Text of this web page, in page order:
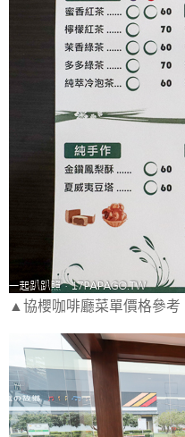
▲協櫻咖啡廳菜單價格參考